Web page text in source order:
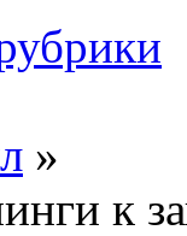
»
к